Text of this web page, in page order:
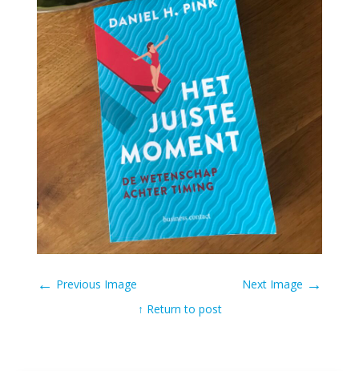
← Previous Image Next Image →
↑ Return to post